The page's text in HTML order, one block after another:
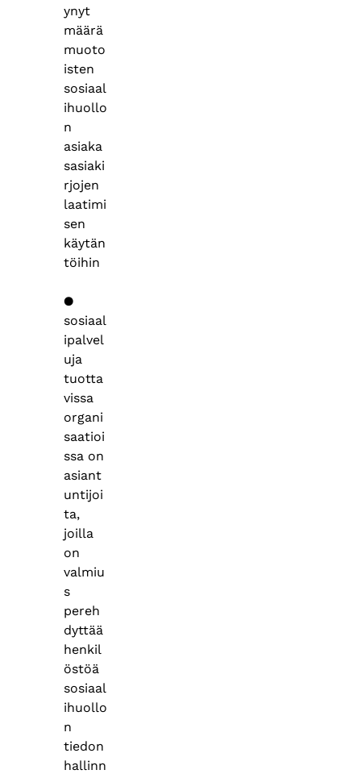
ynyt
määrä
muoto
isten
sosiaal
ihuollo
n
asiaka
sasiaki
rjojen
laatimi
sen
käytän
töihin
●
sosiaal
ipalvel
uja
tuotta
vissa
organi
saatioi
ssa on
asiant
untijoi
ta,
joilla
on
valmiu
s
pereh
dyttää
henkil
östöä
sosiaal
ihuollo
n
tiedon
hallinn